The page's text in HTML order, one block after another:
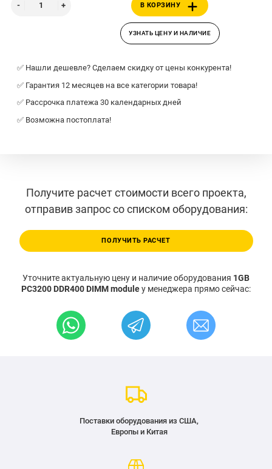
В КОРЗИНУ
УЗНАТЬ ЦЕНУ И НАЛИЧИЕ
✅ Нашли дешевле? Сделаем скидку от цены конкурента!
✅ Гарантия 12 месяцев на все категории товара!
✅ Рассрочка платежа 30 календарных дней
✅ Возможна постоплата!
Получите расчет стоимости всего проекта,
отправив запрос со списком оборудования:
ПОЛУЧИТЬ РАСЧЕТ
Уточните актуальную цену и наличие оборудования 1GB
PC3200 DDR400 DIMM moduleу менеджера прямо сейчас:
Поставки оборудования из США,
Европы и Китая